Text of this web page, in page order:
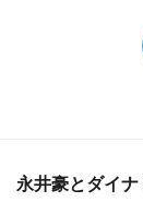
永井豪とダイ